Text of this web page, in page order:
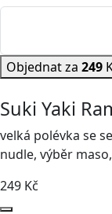
Objednat za 249
Suki Yaki
velká polévka se
nudle, výběr
249 Kč